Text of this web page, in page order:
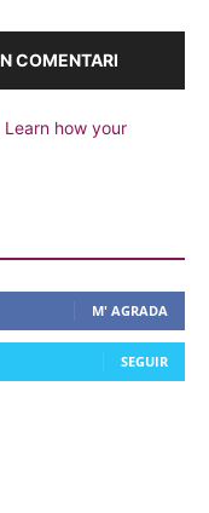
COMENTARI
Learn how your
M' AGRADA
SEGUIR